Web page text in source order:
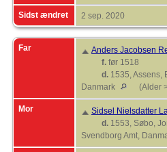
Sidst ændret 2 sep. 2020
Far
Anders Jacobsen
f. før 1518
d. 1535, Assens,
Danmark
(Alder
Mor
Sidsel Nielsdatter
d. 1553, Søbo,
Svendborg Amt,